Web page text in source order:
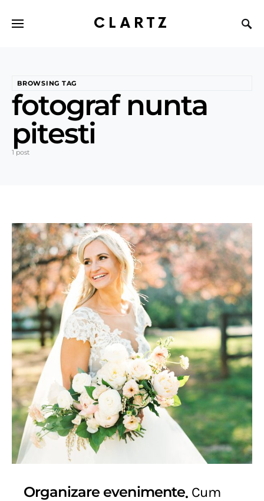
CLARTZ
BROWSING TAG
fotograf nunta
pitesti
1 post
Organizare evenimente Cum